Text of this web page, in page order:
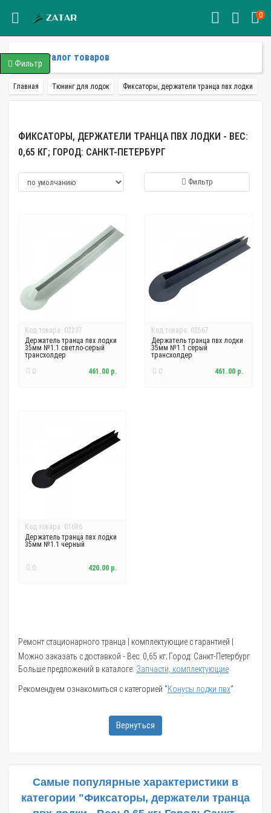
0
Каталог товаров
Главная Тюнинг для лодок Фиксаторы, держатели транца пвх лодки
ФИКСАТОРЫ, ДЕРЖАТЕЛИ ТРАНЦА ПВХ ЛОДКИ - ВЕС:
0,65 КГ; ГОРОД: САНКТ-ПЕТЕРБУРГ
Фильтр
Код товара: 02237
Держатель транца пвх лодки
35мм №1.1 светло-серый
трансхолдер
0
461.00 р.
Код товара: 02567
Держатель транца пвх лодки
35мм №1.1 серый
трансхолдер
0
461.00 р.
Код товара: 01686
Держатель транца пвх лодки
35мм №1.1 черный
0 420.00 р.
Ремонт стационарного транца | комплектующие с гарантией |
Можно заказать с доставкой - Вес: 0,65 кг; Город: Санкт-Петербург
Больше предложений в каталоге: Запчасти, комплектующие
Рекомендуем ознакомиться с категорией "Конусы лодки пвх".
Вернуться
Самые популярные характеристики в
категории "Фиксаторы, держатели транца
Фильтр